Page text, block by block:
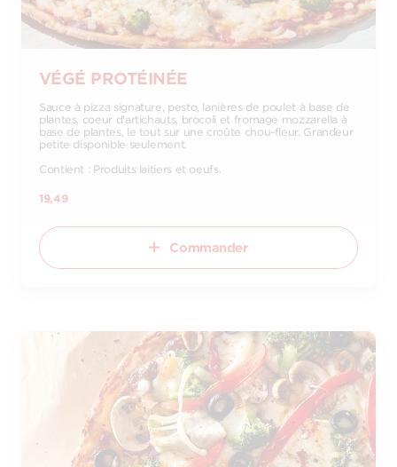
VÉGÉ PROTÉINÉE
Sauce à pizza signature, pesto, lanières de poulet à base de
plantes, coeur d'artichauts, brocoli et fromage mozzarella à
base de plantes, le tout sur une croûte chou-fleur. Grandeur
petite disponible seulement.
Contient : Produits laitiers et oeufs.
19,49
Commander